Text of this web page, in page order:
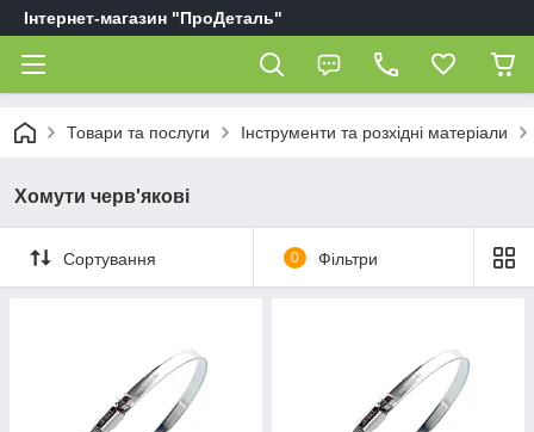
Інтернет-магазин "ПроДеталь"
Товари та послуги Інструменти та розхідні матеріали
Хомути черв'якові
Сортування 0 Фільтри